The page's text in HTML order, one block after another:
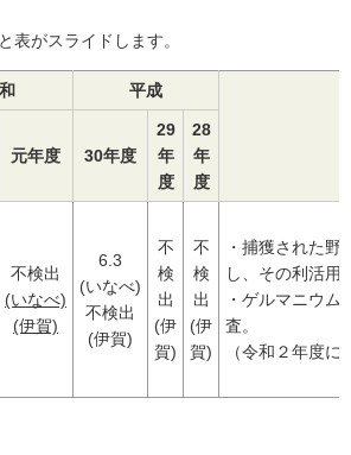
表がスライドします。
平成
元年度 30年度
29
年
度
28
年
度
不検出
(いなべ)
(伊賀)
6.3
(いなべ)
不検出
(伊賀)
不
検
出
(伊
賀)
不
検
出
(伊
賀)
・捕獲された
し、その利活用
・ゲルマニウ
査。
（令和２年度